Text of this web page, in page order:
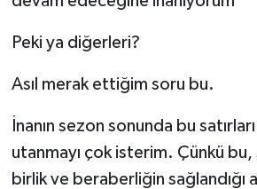
Peki ya diğerleri?
Asıl merak ettiğim soru bu.
İnanın sezon sonunda bu
utanmayı çok isterim. Çünkü
birlik ve beraberliğin sağlandığı